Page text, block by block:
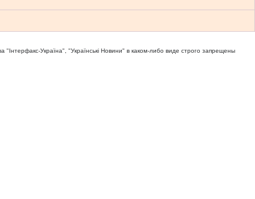
Україна", "Українськi Новини" в каком-либо виде строго запрещены